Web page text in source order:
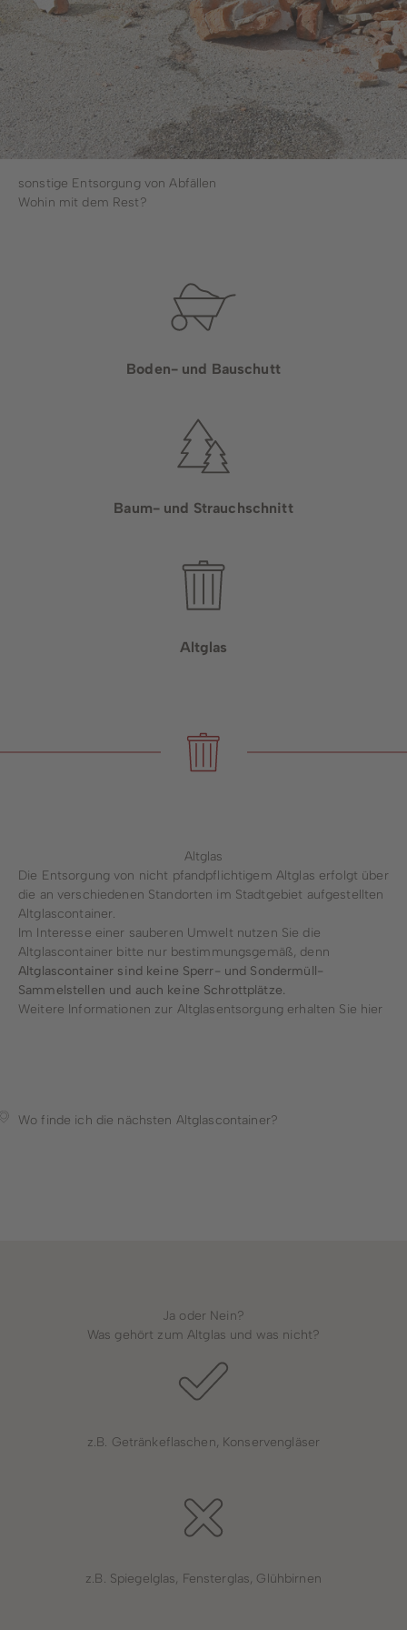
Stadtwerke
Wirtschaftsförderung
Stadtmarketing
Forstbetrieb
Bauhof
sonstige Entsorgung von Abfällen
Wohin mit dem Rest?
Boden- und Bauschutt
Baum- und Strauchschnitt
Altglas
Altglas
Die Entsorgung von nicht pfandpflichtigem Altglas erfolgt über
die an verschiedenen Standorten im Stadtgebiet aufgestellten
Altglascontainer.
Im Interesse einer sauberen Umwelt nutzen Sie die
Altglascontainer bitte nur bestimmungsgemäß, denn
Altglascontainer sind keine Sperr- und Sondermüll-
Sammelstellen und auch keine Schrottplätze.
Weitere Informationen zur Altglasentsorgung erhalten Sie hier
Wo finde ich die nächsten Altglascontainer?
Ja oder Nein?
Was gehört zum Altglas und was nicht?
z.B. Getränkeflaschen, Konservengläser
z.B. Spiegelglas, Fensterglas, Glühbirnen